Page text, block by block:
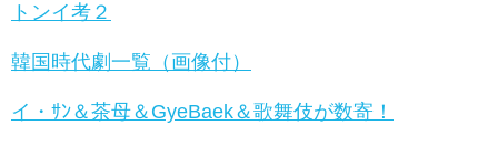
トンイ考２
韓国時代劇一覧（画像付）
イ・ｻﾝ＆茶母＆GyeBaek＆歌舞伎が数寄！